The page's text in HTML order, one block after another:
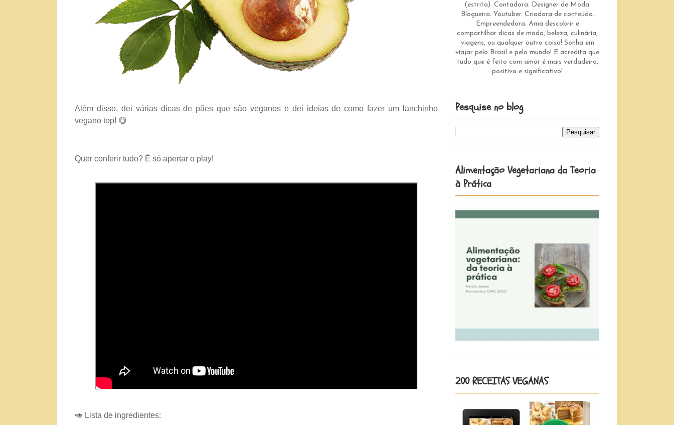
Além disso, dei várias dicas de pães que são veganos e dei ideias de como fazer um lanchinho
vegano top! 😋
Quer conferir tudo? É só apertar o play!
🥑 Lista de ingredientes:
(estrita). Contadora. Designer de Moda.
Blogueira. Youtuber. Criadora de conteúdo.
Empreendedora. Ama descobrir e
compartilhar dicas de moda, beleza, culinária,
viagens, ou qualquer outra coisa! Sonha em
viajar pelo Brasil e pelo mundo! E acredita que
tudo que é feito com amor é mais verdadeiro,
positivo e significativo!
Pesquise no blog
Alimentação Vegetariana da Teoria
à Prática
200 RECEITAS VEGANAS